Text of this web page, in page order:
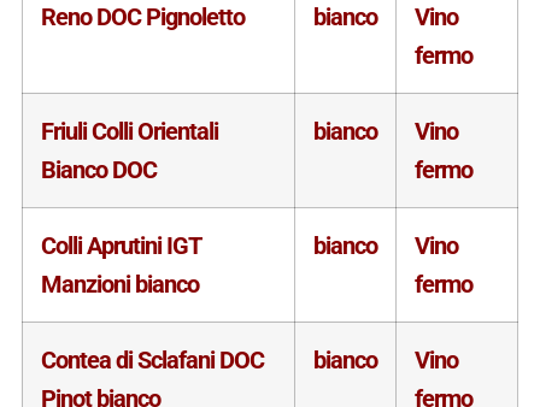
Reno DOC Pignoletto bianco
Vino
fermo
Friuli Colli Orientali
Bianco DOC
bianco
Vino
fermo
Colli Aprutini IGT
Manzioni bianco
bianco
Vino
fermo
Contea di Sclafani DOC
Pinot bianco
bianco
Vino
fermo